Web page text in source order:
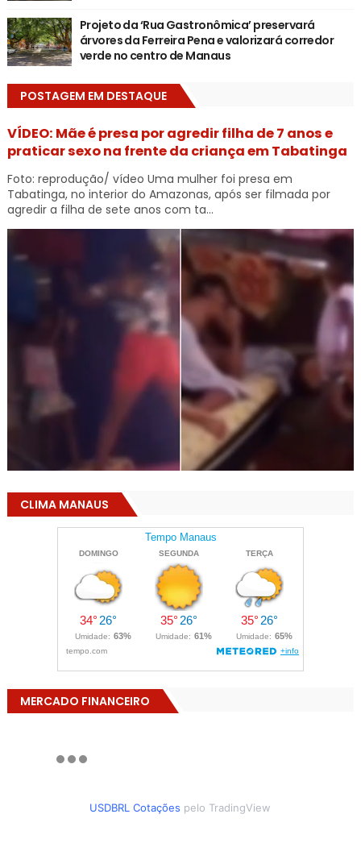
Projeto da ‘Rua Gastronômica’ preservará
árvores da Ferreira Pena e valorizará corredor
verde no centro de Manaus
POSTAGEM EM DESTAQUE
VÍDEO: Mãe é presa por agredir filha de 7 anos e
praticar sexo na frente da criança em Tabatinga
Foto: reprodução/ vídeo Uma mulher foi presa em
Tabatinga, no interior do Amazonas, após ser filmada por
agredir a filha de sete anos com ta...
CLIMA MANAUS
MERCADO FINANCEIRO
USDBRL Cotações pelo TradingView